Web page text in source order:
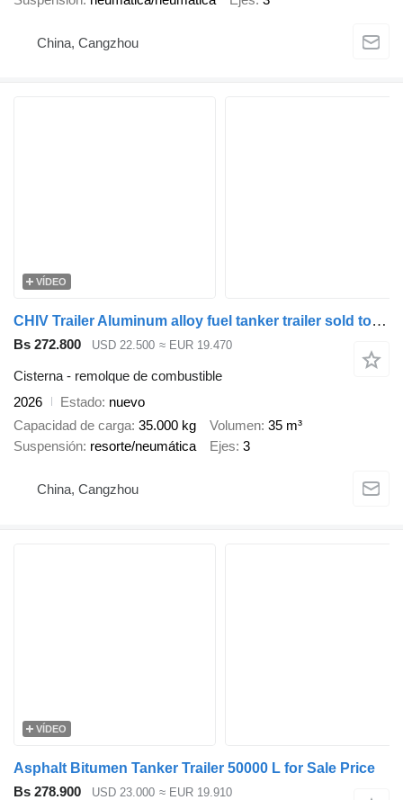
China, Cangzhou
VÍDEO
CHIV Trailer Aluminum alloy fuel tanker trailer sold to Tanzania
Bs 272.800 USD 22.500 ≈ EUR 19.470
Cisterna - remolque de combustible
2026
Estado nuevo
Capacidad de carga 35.000 kg Volumen 35 m³
Suspensión resorte/neumática Ejes 3
China, Cangzhou
VÍDEO
Asphalt Bitumen Tanker Trailer 50000 L for Sale Price
Bs 278.900
USD 23.000 ≈ EUR 19.910